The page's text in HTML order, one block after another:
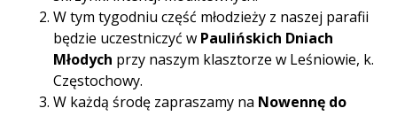
W tym tygodniu część młodzieży z naszej parafii
będzie uczestniczyć w Paulińskich Dniach
Młodych przy naszym klasztorze w Leśniowie, k.
Częstochowy.
W każdą środę zapraszamy na Nowennę do